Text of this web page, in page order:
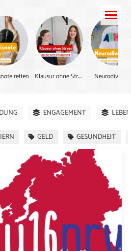
retten K
lausur ohne Stress
ENGAGEMENT LEBEN
GELD GESUNDHEIT